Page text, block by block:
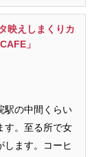
映えしまくりカ
」
駅の中間くらい
す。至る所で女
します。コーヒ